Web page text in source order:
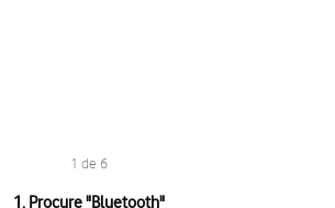
1 de 6
1. Procure "Bluetooth"